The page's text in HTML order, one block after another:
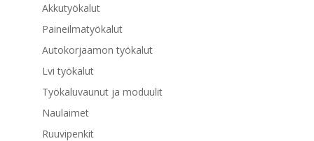
Akkutyökalut
Paineilmatyökalut
Autokorjaamon työkalut
Lvi työkalut
Työkaluvaunut ja moduulit
Naulaimet
Ruuvipenkit